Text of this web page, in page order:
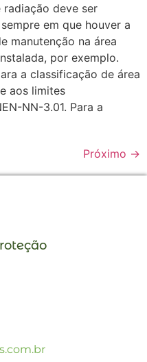
radiação deve ser
em que houver a
manutenção na área
por exemplo.
a classificação de área
aos limites
NN-3.01. Para a
Próximo →